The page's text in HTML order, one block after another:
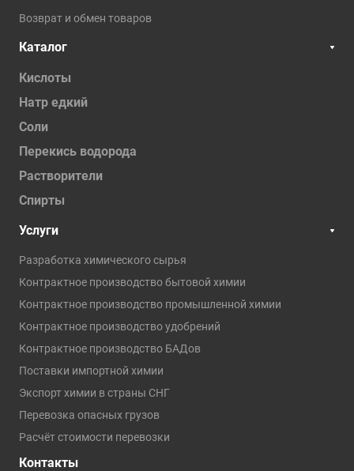
Возврат и обмен товаров
Каталог
Кислоты
Натр едкий
Соли
Перекись водорода
Растворители
Спирты
Услуги
Разработка химического сырья
Контрактное производство бытовой химии
Контрактное производство промышленной химии
Контрактное производство удобрений
Контрактное производство БАДов
Поставки импортной химии
Экспорт химии в страны СНГ
Перевозка опасных грузов
Расчёт стоимости перевозки
Контакты